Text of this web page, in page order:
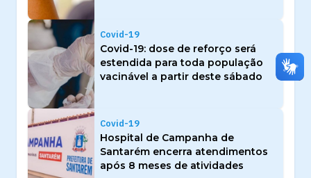
Covid-19
Covid-19: dose de reforço será
estendida para toda população
vacinável a partir deste sábado
Covid-19
Hospital de Campanha de
Santarém encerra atendimentos
após 8 meses de atividades